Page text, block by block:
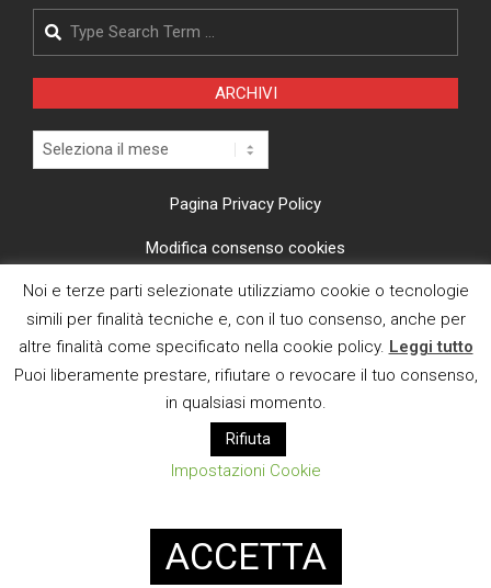
Search
ARCHIVI
Archivi
Pagina Privacy Policy
Modifica consenso cookies
CI TROVI ANCHE SU
E MAIL
Designed usingMagazine News Byte. Powered by
Noi e terze parti selezionate utilizziamo cookie o tecnologie
simili per finalità tecniche e, con il tuo consenso, anche per
altre finalità come specificato nella cookie policy. Leggi tutto
Puoi liberamente prestare, rifiutare o revocare il tuo consenso,
in qualsiasi momento.
Rifiuta
Impostazioni Cookie
ACCETTA